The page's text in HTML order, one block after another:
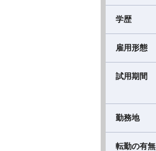
学歴
雇用形態
試用期間
勤務地
転勤の有無